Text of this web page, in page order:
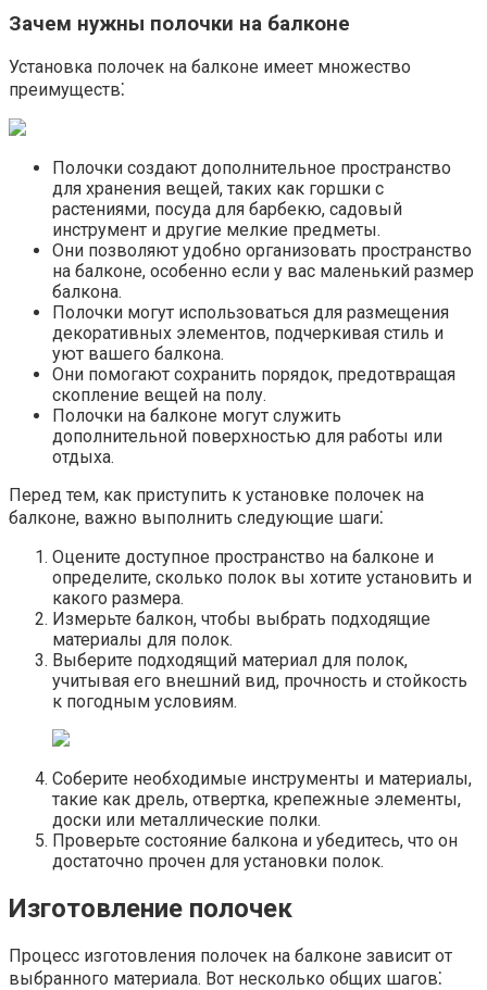
Зачем нужны полочки на балконе
Установка полочек на балконе имеет множество
преимуществ⁚
Полочки создают дополнительное пространство
для хранения вещей, таких как горшки с
растениями, посуда для барбекю, садовый
инструмент и другие мелкие предметы.​
Они позволяют удобно организовать пространство
на балконе, особенно если у вас маленький размер
балкона.​
Полочки могут использоваться для размещения
декоративных элементов, подчеркивая стиль и
уют вашего балкона.​
Они помогают сохранить порядок, предотвращая
скопление вещей на полу.​
Полочки на балконе могут служить
дополнительной поверхностью для работы или
отдыха.​
Перед тем, как приступить к установке полочек на
балконе, важно выполнить следующие шаги⁚
Оцените доступное пространство на балконе и
определите, сколько полок вы хотите установить и
какого размера.​
Измерьте балкон, чтобы выбрать подходящие
материалы для полок.
Выберите подходящий материал для полок,
учитывая его внешний вид, прочность и стойкость
к погодным условиям.
Соберите необходимые инструменты и материалы,
такие как дрель, отвертка, крепежные элементы,
доски или металлические полки.​
Проверьте состояние балкона и убедитесь, что он
достаточно прочен для установки полок.​
Изготовление полочек
Процесс изготовления полочек на балконе зависит от
выбранного материала.​ Вот несколько общих шагов⁚